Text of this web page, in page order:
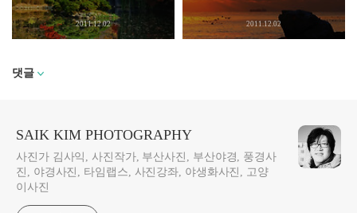
2011.12.02 2011.12.02
댓글
SAIK KIM PHOTOGRAPHY
사진가 김사익, 사진작가, 부산사진, 부산야경, 풍경사
진, 야경사진, 타임랩스, 사진강좌, 야생화사진, 고양
이사진